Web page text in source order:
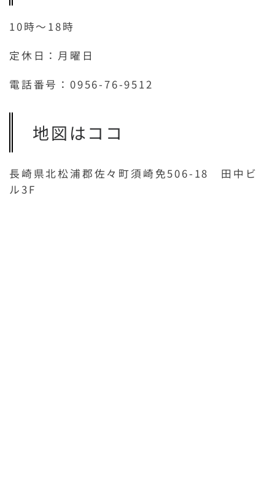
10時～18時
定休日：月曜日
電話番号：0956-76-9512
地図はココ
長崎県北松浦郡佐々町須崎免506-18 田中ビ
ル3F